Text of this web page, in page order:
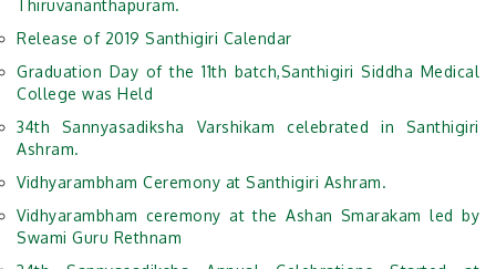
Thiruvananthapuram.
Release of 2019 Santhigiri Calendar
Graduation Day of the 11th batch,Santhigiri Siddha Medical
College was Held
34th Sannyasadiksha Varshikam celebrated in Santhigiri
Ashram.
Vidhyarambham Ceremony at Santhigiri Ashram.
Vidhyarambham ceremony at the Ashan Smarakam led by
Swami Guru Rethnam